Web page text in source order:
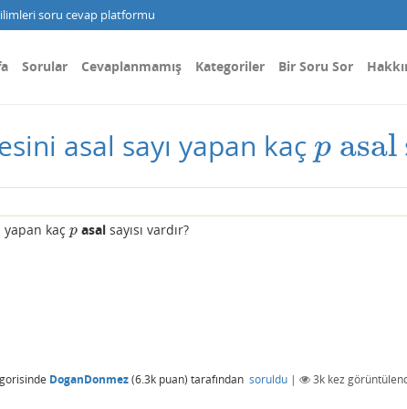
soru cevap platformu
Sorular Cevaplanmamış Kategoriler Bir Soru Sor
asal sayı yapan kaç p asal
p asal
yapan kaçp
p asal sayısı vardır?
DoganDonmez(6.3k puan) tarafından soruldu | 3k kez